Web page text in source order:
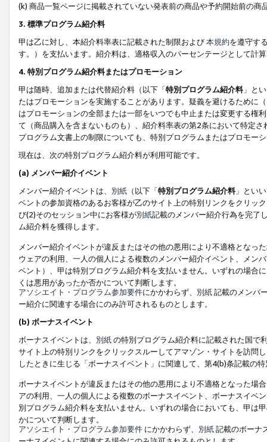
(k) 商品一覧ページに掲載されていない発表前の商品や予約開始前の商
3. 標準プログラム紹介料
甲は乙に対し、本紹介料率表に記載された制限および本規約を遵守す
す。）を支払います。紹介料は、適格収入のパーセンテージとして計
4. 特別プログラム紹介料またはプロモーション
甲は随時、追加または代替紹介料（以下「特別プログラム紹介料」と
たはプロモーションを実施することがあります。疑義を避けるために
はプロモーションの全部または一部をいつでも中止または変更する権
て（商品購入を含まないものも）、紹介料率表の第2条において特定
プログラム文書上の制限についても、特別プログラムまたはプロモー
現在は、次の特別プログラム紹介料が利用可能です。
(a) メンバー紹介イベント
メンバー紹介イベントは、 別紙 （以下「特別プログラム紹介料」とい
ベントの参加資格のあるお客様が乙のサイト上の特別リンクをクリッ
び(2)そのセッション中にお客様が別紙記載のメンバー紹介行為を完了
ム紹介料を獲得します。
メンバー紹介イベントが違反またはその他の悪用により不適格となっ
ウェアの利用、一人の個人による複数のメンバー紹介イベント、メン
ベント）、甲は特別プログラム紹介料を支払いません。いずれの場合
くは悪用があったか否かについて判断します。
アソシエイト・プログラム参加要件にかかわらず、 別紙記載のメンバ
ー紹介に関連する場合にのみ許可されるものとします。
(b) ボーナスイベント
ボーナスイベントは、 別紙の特別プログラム紹介料に記載された国で
サイト上の特別リンクをクリックスルーしてアマゾン・サイトを訪問
したときに生じる「ボーナスイベント」に関連して、第4(b)条記載の
ボーナスイベントが違反またはその他の悪用により不適格となった場
アの利用、一人の個人による複数のボーナスイベント、ボーナスイベ
別プログラム紹介料を支払いません。いずれの場合においても、甲は
かについて判断します。
アソシエイト・プログラム参加要件 にかかわらず、 別紙記載のボーナ